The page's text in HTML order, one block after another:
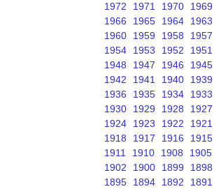
1972
1971 1970 1969
1966
1965 1964 1963
1960
1959 1958 1957
1954
1953 1952 1951
1948
1947 1946 1945
1942
1941 1940 1939
1936
1935 1934 1933
1930
1929 1928 1927
1924
1923 1922 1921
1918
1917 1916 1915
1911
1910 1908 1905
1902
1900 1899 1898
1895
1894 1892 1891